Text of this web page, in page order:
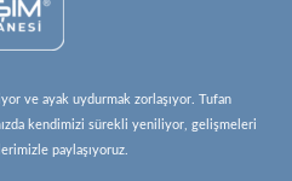
ve ayak uydurmak zorlaşıyor. Tufan
kendimizi sürekli yeniliyor, gelişmeleri
paylaşıyoruz.